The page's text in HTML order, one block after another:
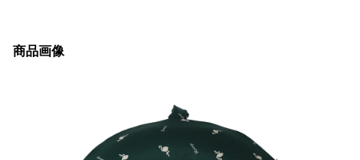
商品画像